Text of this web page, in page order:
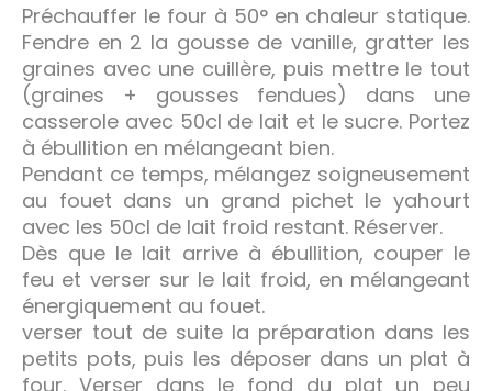
Préchauffer le four à 50° en chaleur statique.
Fendre en 2 la gousse de vanille, gratter les
graines avec une cuillère, puis mettre le tout
(graines + gousses fendues) dans une
casserole avec 50cl de lait et le sucre. Portez
à ébullition en mélangeant bien.
Pendant ce temps, mélangez soigneusement
au fouet dans un grand pichet le yahourt
avec les 50cl de lait froid restant. Réserver.
Dès que le lait arrive à ébullition, couper le
feu et verser sur le lait froid, en mélangeant
énergiquement au fouet.
verser tout de suite la préparation dans les
petits pots, puis les déposer dans un plat à
four. Verser dans le fond du plat un peu